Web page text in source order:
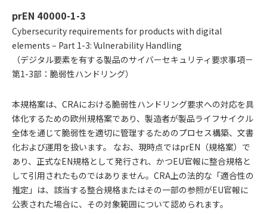
prEN 40000-1-3
Cybersecurity requirements for products with digital
elements – Part 1-3: Vulnerability Handling
（デジタル要素を有する製品のサイバーセキュリティ要求事項－
第1-3部：脆弱性ハンドリング）
本規格案は、CRAにおける脆弱性ハンドリング要求への対応を具
体化するための欧州規格案であり、製造者が製品ライフサイクル
全体を通じて脆弱性を適切に管理するためのプロセス構築、文書
化および運用を扱います。 なお、現時点ではprEN（規格案）で
あり、正式なEN規格として発行され、かつEU官報に整合規格と
して引用されたものではありません。CRA上の法的な「適合性の
推定」は、該当する整合規格またはその一部の参照がEU官報に
公表された場合に、その対象範囲について認められます。